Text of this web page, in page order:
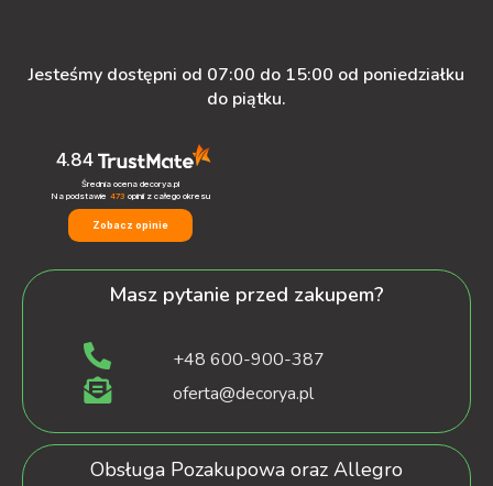
Jesteśmy dostępni od 07:00 do 15:00 od poniedziałku
do piątku.
4.84
Średnia ocena decorya.pl
Na podstawie 473 opinii z całego okresu
Zobacz opinie
Masz pytanie przed zakupem?
+48 600-900-387
oferta@decorya.pl
Obsługa Pozakupowa oraz Allegro